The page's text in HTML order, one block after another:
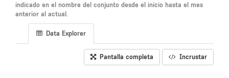
indicado en el nombre del conjunto desde el inicio hasta el mes
anterior al actual.
Data Explorer
Pantalla completa Incrustar